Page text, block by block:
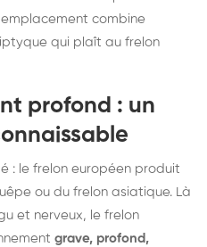
combine
qui plaît au frelon
profond : un
: le frelon européen produit
ou du frelon asiatique. Là
et nerveux, le frelon
grave, profond,